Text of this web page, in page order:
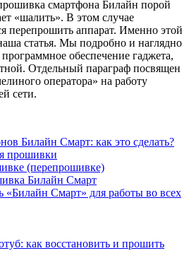
смартфона Билайн порой
«шалить». В этом случае
перепрошить аппарат. Именно этой
статья. Мы подробно и наглядно
обеспечение гаджета,
Отдельный параграф посвящен
оператора» на работу
сети.
Билайн Смарт: как это сделать?
прошивки
(перепрошивке)
Билайн Смарт
«Билайн Смарт» для работы во всех
как восстановить и прошить